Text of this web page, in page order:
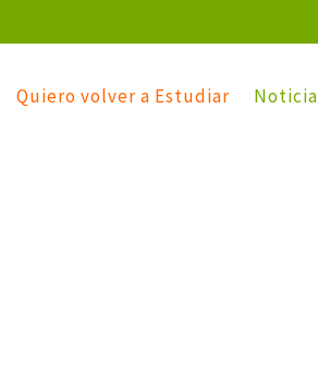
Quiero volver a Estudiar